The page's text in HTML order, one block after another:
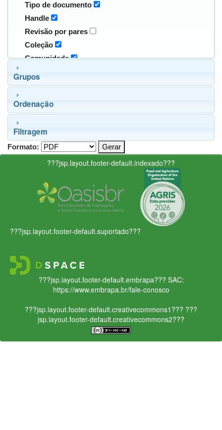
Tipo de documento
Handle
Revisão por pares
Coleção
Comunidade
Grupos
Ordenação
Filtragem
Formato:
???jsp.layout.footer-default.indexado???
???jsp.layout.footer-default.suportado???
???jsp.layout.footer-default.embrapa??? SAC:
https://www.embrapa.br/fale-conosco
???jsp.layout.footer-default.creativecommons1??? ???
jsp.layout.footer-default.creativecommons2???